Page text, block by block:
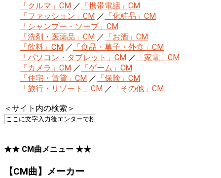
「クルマ」CM ／ 「携帯電話」CM
「ファッション」CM ／ 「化粧品」CM
「シャンプー・ソープ」CM
「洗剤・医薬品」CM ／ 「お酒」CM
「飲料」CM ／ 「食品・菓子・外食」CM
「パソコン・タブレット」CM ／ 「家電」CM
「カメラ」CM ／ 「ゲーム」CM
「住宅・賃貸」CM ／ 「保険」CM
「旅行・リゾート」CM ／ 「その他」CM
＜サイト内の検索＞
★★ CM曲メニュー ★★
【CM曲】メーカー